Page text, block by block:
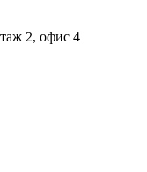
2, офис 4